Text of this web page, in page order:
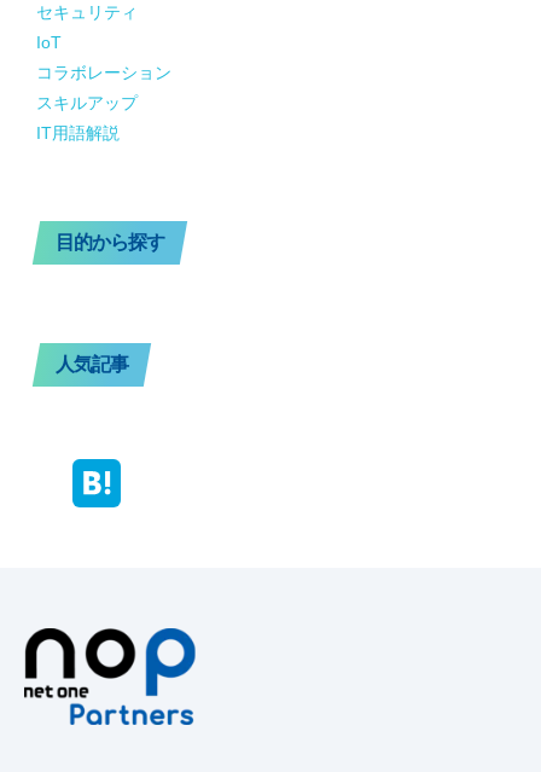
セキュリティ
IoT
コラボレーション
スキルアップ
IT用語解説
目的から探す
人気記事